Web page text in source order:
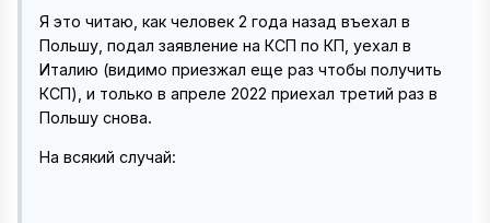
Я это читаю, как человек 2 года назад въехал в
Польшу, подал заявление на КСП по КП, уехал в
Италию (видимо приезжал еще раз чтобы получить
КСП), и только в апреле 2022 приехал третий раз в
Польшу снова.
На всякий случай: